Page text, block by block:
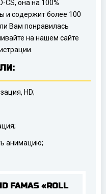
CS, она на 100%
и содержит более 100
Вам понравилась
на нашем сайте
HD;
анимацию;
FAMAS «ROLL